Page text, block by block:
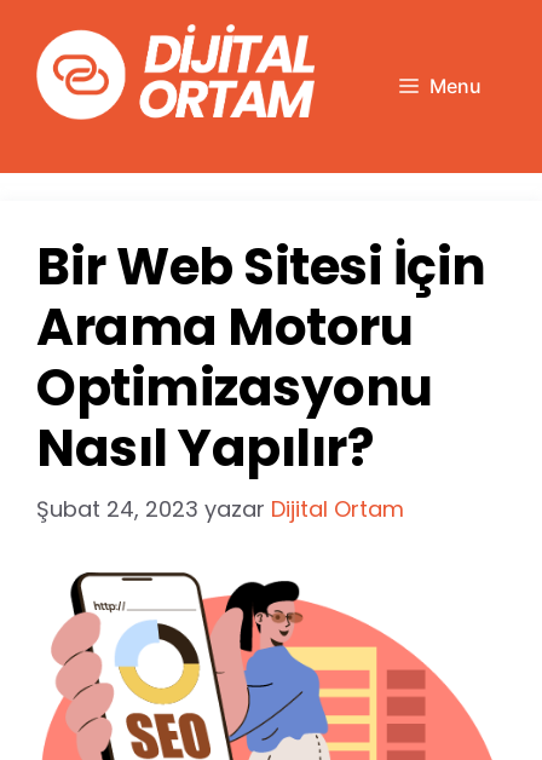
atla
Menu
Bir Web Sitesi İçin
Arama Motoru
Optimizasyonu
Nasıl Yapılır?
Şubat 24, 2023 yazar Dijital Ortam